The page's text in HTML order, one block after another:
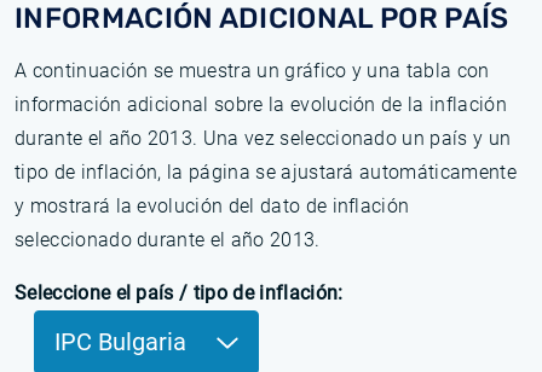
INFORMACIÓN ADICIONAL POR PAÍS
A continuación se muestra un gráfico y una tabla con
información adicional sobre la evolución de la inflación
durante el año 2013. Una vez seleccionado un país y un
tipo de inflación, la página se ajustará automáticamente
y mostrará la evolución del dato de inflación
seleccionado durante el año 2013.
Seleccione el país / tipo de inflación:
IPC Bulgaria